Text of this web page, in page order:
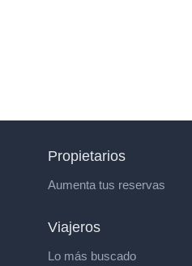
Propietarios
Aumenta tus reservas
Viajeros
Lo más buscado